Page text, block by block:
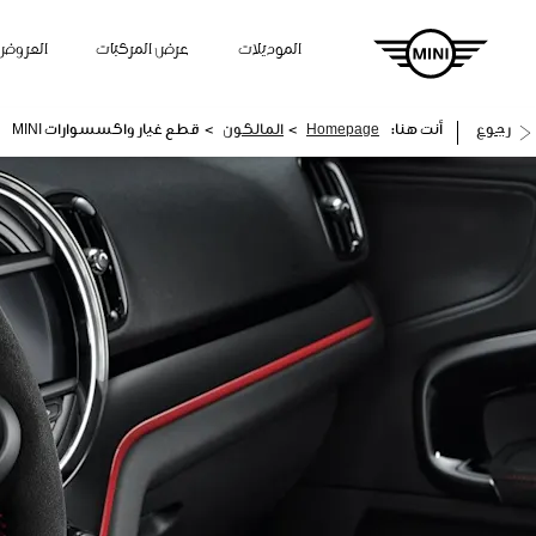
الموديلات عرض المركبات
رجوع أنت هنا: Homepage
> المالكون > قطع غيار واكسسوارات MINI